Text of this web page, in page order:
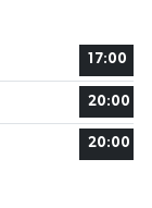
17:00
20:00
20:00